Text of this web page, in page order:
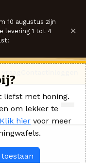
10 augustus zijn
levering 1 tot 4
×
liefst met honing.
om lekker te
Klik hier voor meer